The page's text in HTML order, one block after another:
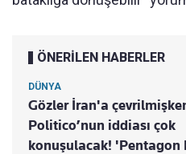
ÖNERİLEN HABERLER
DÜNYA
Gözler İran'a
Politico’nun iddiası çok
konuşulacak! 'Pentagon